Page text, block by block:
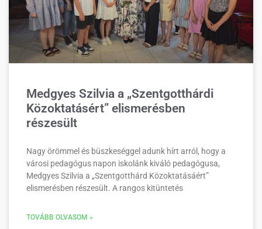
Medgyes Szilvia a „Szentgotthárdi
Közoktatásért” elismerésben
részesült
Nagy örömmel és büszkeséggel adunk hírt arról, hogy a
városi pedagógus napon iskolánk kiváló pedagógusa,
Medgyes Szilvia a „Szentgotthárd Közoktatásáért”
elismerésben részesült. A rangos kitüntetés
TOVÁBB OLVASOM »